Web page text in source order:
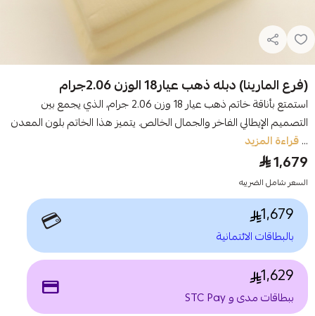
(فرع المارينا) دبله ذهب عيار18 الوزن 2.06جرام
استمتع بأناقة خاتم ذهب عيار 18 وزن 2.06 جرام، الذي يجمع بين
التصميم الإيطالي الفاخر والجمال الخالص. يتميز هذا الخاتم بلون المعدن
...قراءة المزيد
1,679
السعر شامل الضريبه
1,679
بالبطاقات الائتمانية 💳
1,629
ببطاقات مدى و STC Pay payment